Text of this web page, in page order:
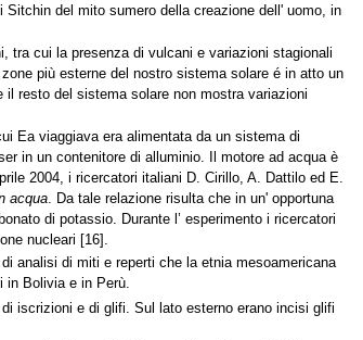
del mito sumero della creazione dell' uomo, in
tra cui la presenza di vulcani e variazioni stagionali
più esterne del nostro sistema solare é in atto un
resto del sistema solare non mostra variazioni
Ea viaggiava era alimentata da un sistema di
in un contenitore di alluminio. Il motore ad acqua è
2004, i ricercatori italiani D. Cirillo, A. Dattilo ed E.
acqua. Da tale relazione risulta che in un' opportuna
di potassio. Durante l’ esperimento i ricercatori
nucleari [16].
analisi di miti e reperti che la etnia mesoamericana
Bolivia e in Perù.
iscrizioni e di glifi. Sul lato esterno erano incisi glifi